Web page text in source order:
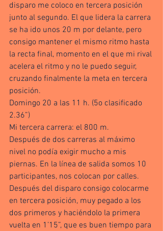
disparo me coloco en tercera posición
junto al segundo. El que lidera la carrera
se ha ido unos 20 m por delante, pero
consigo mantener el mismo ritmo hasta
la recta final, momento en el que mi rival
acelera el ritmo y no le puedo seguir,
cruzando finalmente la meta en tercera
posición.
Domingo 20 a las 11 h. (5o clasificado
2.36”)
Mi tercera carrera: el 800 m.
Después de dos carreras al máximo
nivel no podía exigir mucho a mis
piernas. En la línea de salida somos 10
participantes, nos colocan por calles.
Después del disparo consigo colocarme
en tercera posición, muy pegado a los
dos primeros y haciéndolo la primera
vuelta en 1’15”, que es buen tiempo para